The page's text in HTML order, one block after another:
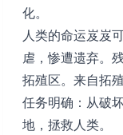
化。
人类的命运岌岌
虐，惨遭遗弃。
拓殖区。来自拓
任务明确：从破
地，拯救人类。